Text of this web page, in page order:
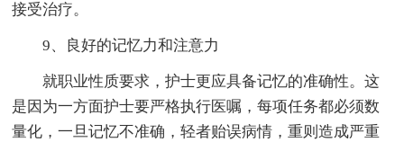
接受治疗。
9、良好的记忆力和注意力
就职业性质要求，护士更应具备记忆的准确性。这
是因为一方面护士要严格执行医嘱，每项任务都必须数
量化，一旦记忆不准确，轻者贻误病情，重则造成严重